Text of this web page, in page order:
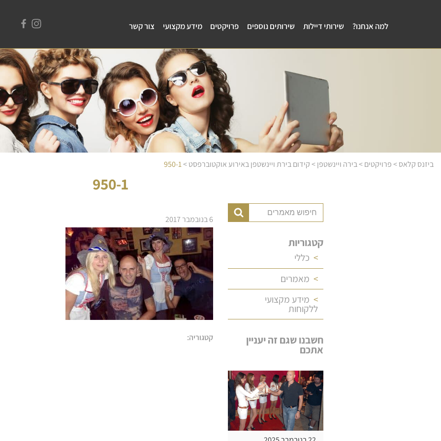
למה אנחנו? שירותי דיילות שירותים נוספים פרויקטים מידע מקצועי צור קשר
ביזנס קלאס>פרויקטים>בירה ויינשטפן>קידום בירת ויינשטפן באירוע אוקטוברפסט>
950-1
950-1
קטגוריות
כללי
מאמרים
מידע מקצועי
ללקוחות
חשבנו שגם זה יעניין
אתכם
6 בנובמבר 2017
קטגוריה: